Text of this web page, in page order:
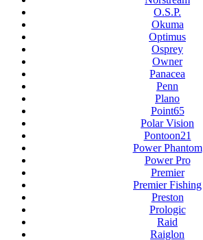
O.S.P.
Okuma
Optimus
Osprey
Owner
Panacea
Penn
Plano
Point65
Polar Vision
Pontoon21
Power Phantom
Power Pro
Premier
Premier Fishing
Preston
Prologic
Raid
Raiglon